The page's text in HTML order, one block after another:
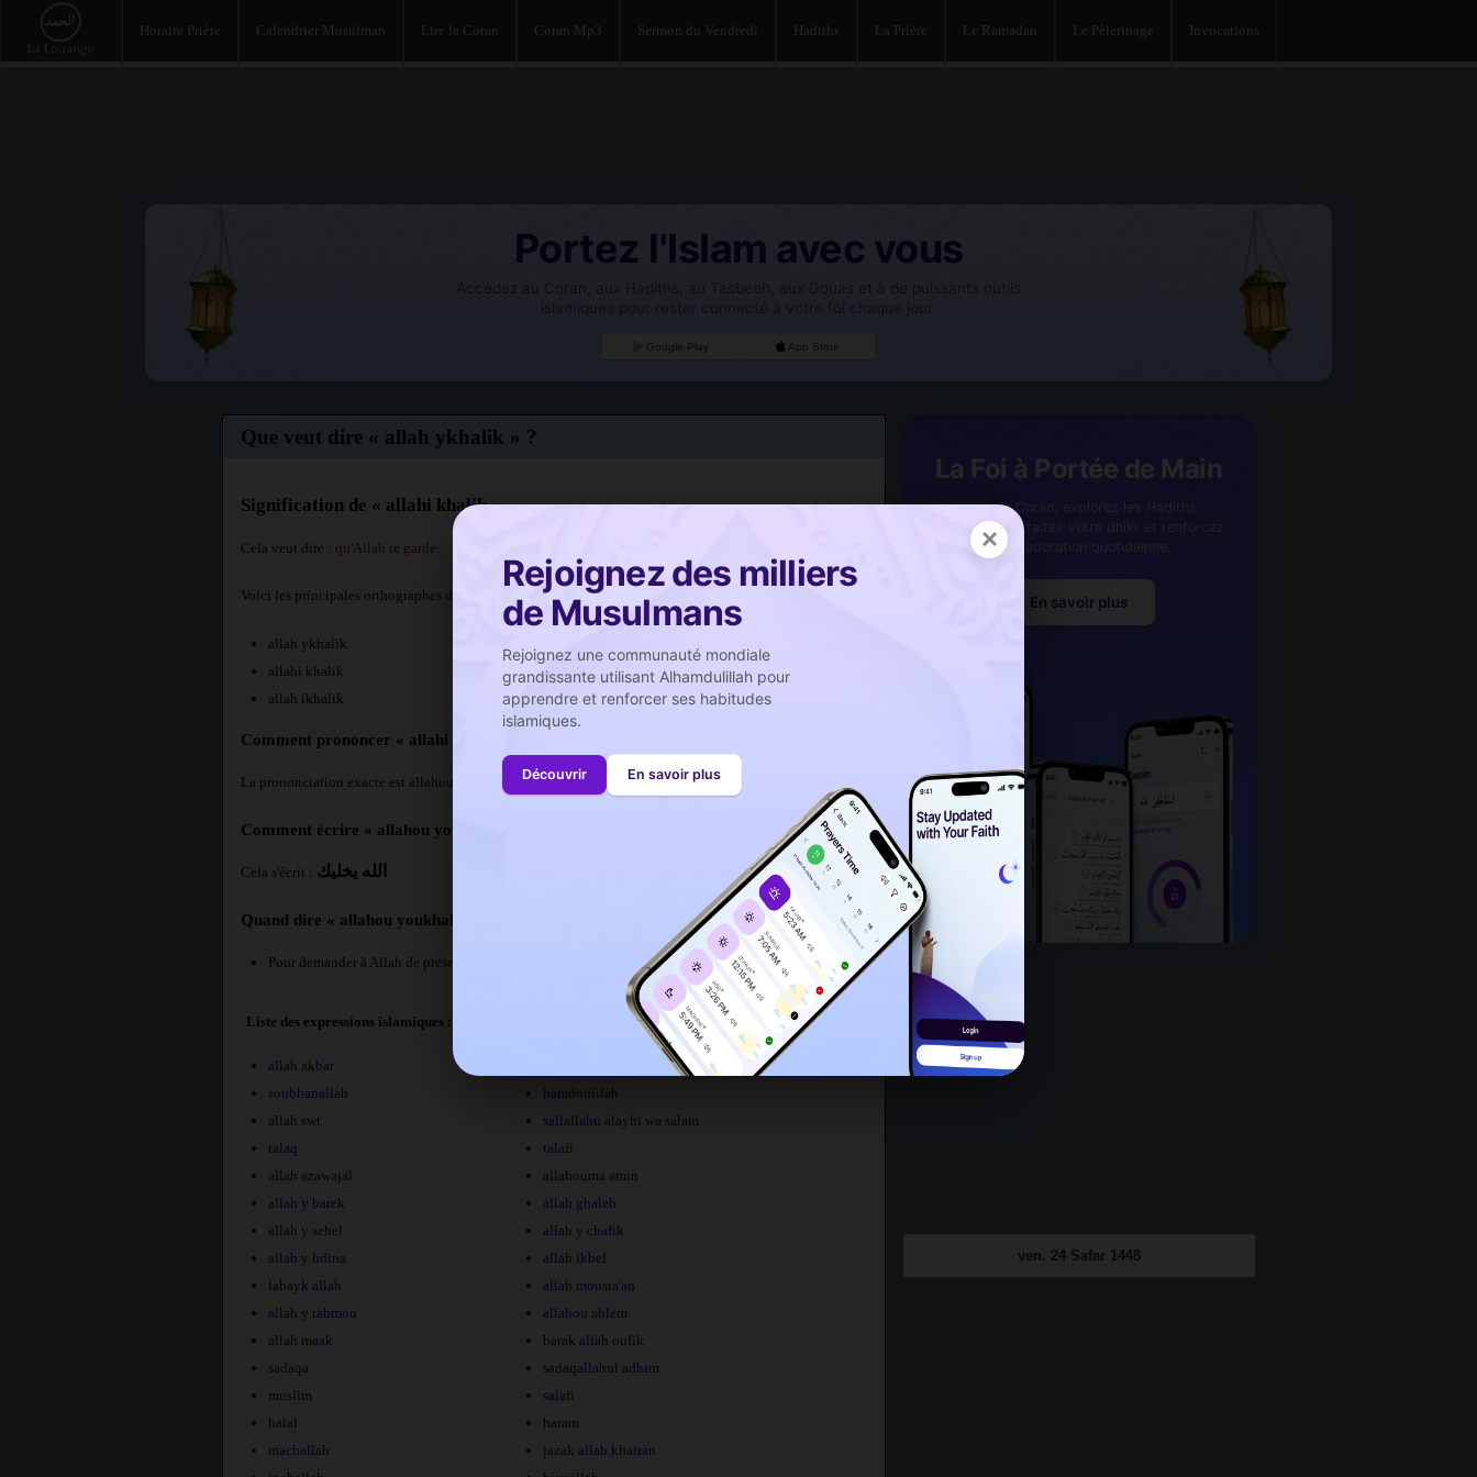
Horaire Prière Calendrier Musulman Lire le Coran Coran Mp3 Sermon du Vendredi Hadiths La Prière Le Ramadan Le Pèlerinage Invocations
Portez l'Islam avec vous
Accédez au Coran, aux Hadiths, au Tasbeeh, aux Douas et à de puissants outils
islamiques pour rester connecté à votre foi chaque jour.
Google Play App Store
×
Rejoignez des milliers
de Musulmans
Rejoignez une communauté mondiale
grandissante utilisant Alhamdulillah pour
apprendre et renforcer ses habitudes
islamiques.
Découvrir En savoir plus
Que veut dire « allah ykhalik » ?
Signification de « allahi khalik »
Cela veut dire : qu'Allah te garde.
Voici les principales orthographes de ce mot :
allah ykhalik
allahi khalik
allah ikhalik
Comment prononcer « allahi khalik » ?
La prononciation exacte est allahou youkhalik.
Comment écrire « allahou youkhalik » en arabe ?
Cela s'écrit : الله يخليك
Quand dire « allahou youkhalik » ?
Pour demander à Allah de préserver quelqu'un
Liste des expressions islamiques :
allah akbar
soubhanallah
hamdoulilah
allah swt
sallallahu alayhi wa salam
talaq
talafi
allah azawajal
allahouma amin
allah y barek
allah ghaleb
allah y sehel
allah y chafik
allah y hdina
allah ikbel
labayk allah
allah mousta'an
allah y rahmou
allahou ahlem
allah maak
barak allah oufik
sadaqa
sadaqallahul adhim
muslim
salafi
halal
haram
machallah
jazak allah khairan
La Foi à Portée de Main
Lisez le Coran, explorez les Hadiths
authentiques, faites votre dhikr et renforcez
votre adoration quotidienne.
En savoir plus
ven. 24 Safar 1448